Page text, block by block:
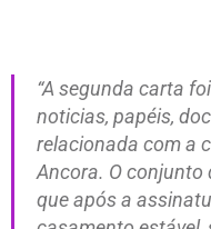
“A segunda carta
noticias, papéis,
relacionada com a
Ancora. O
que após a